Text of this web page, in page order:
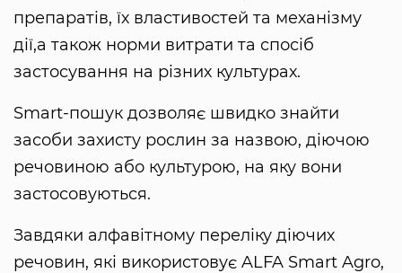
препаратів, їх властивостей та механізму
дії,а також норми витрати та спосіб
застосування на різних культурах.
Smart-пошук дозволяє швидко знайти
засоби захисту рослин за назвою, діючою
речовиною або культурою, на яку вони
застосовуються.
Завдяки алфавітному переліку діючих
речовин, які використовує ALFA Smart Agro,